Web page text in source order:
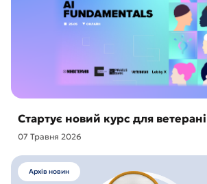
Стартує новий курс для
07 Травня 2026
Архів новин